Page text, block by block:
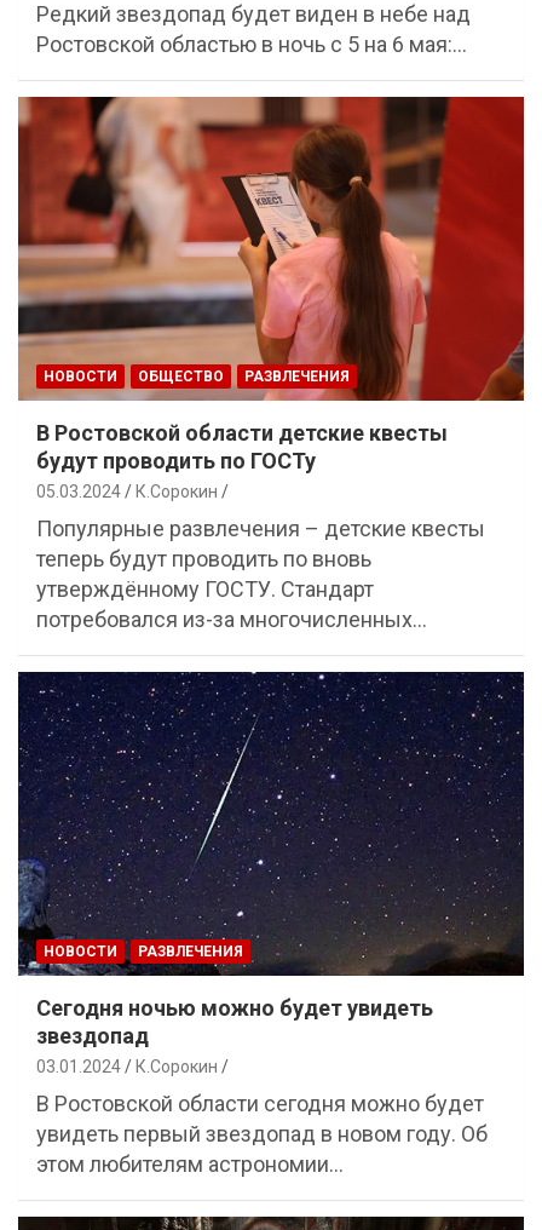
Редкий звездопад будет виден в небе над
Ростовской областью в ночь с 5 на 6 мая:…
НОВОСТИ ОБЩЕСТВО РАЗВЛЕЧЕНИЯ
В Ростовской области детские квесты
будут проводить по ГОСТу
05.03.2024 К.Сорокин
Популярные развлечения – детские квесты
теперь будут проводить по вновь
утверждённому ГОСТУ. Стандарт
потребовался из-за многочисленных…
НОВОСТИ РАЗВЛЕЧЕНИЯ
Сегодня ночью можно будет увидеть
звездопад
03.01.2024 К.Сорокин
В Ростовской области сегодня можно будет
увидеть первый звездопад в новом году. Об
этом любителям астрономии…